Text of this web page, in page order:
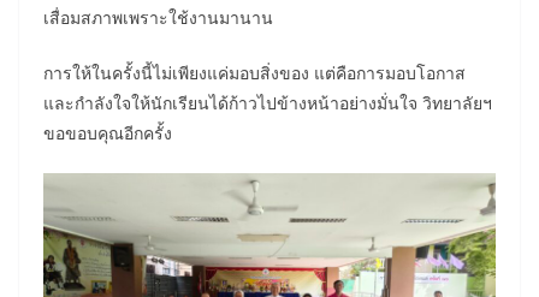
เสื่อมสภาพเพราะใช้งานมานาน
การให้ในครั้งนี้ไม่เพียงแค่มอบสิ่งของ แต่คือการมอบโอกาส
และกำลังใจให้นักเรียนได้ก้าวไปข้างหน้าอย่างมั่นใจ วิทยาลัยฯ
ขอขอบคุณอีกครั้ง